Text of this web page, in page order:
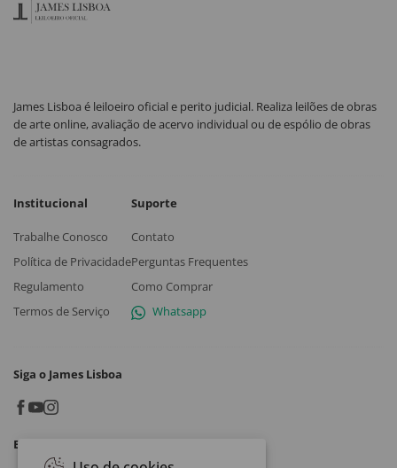
James Lisboa é leiloeiro oficial e perito judicial. Realiza leilões de obras
de arte online, avaliação de acervo individual ou de espólio de obras
de artistas consagrados.
Institucional
Trabalhe Conosco
Política de Privacidade
Regulamento
Termos de Serviço
Suporte
Contato
Perguntas Frequentes
Como Comprar
Whatsapp
Siga o James Lisboa
Baixe o App